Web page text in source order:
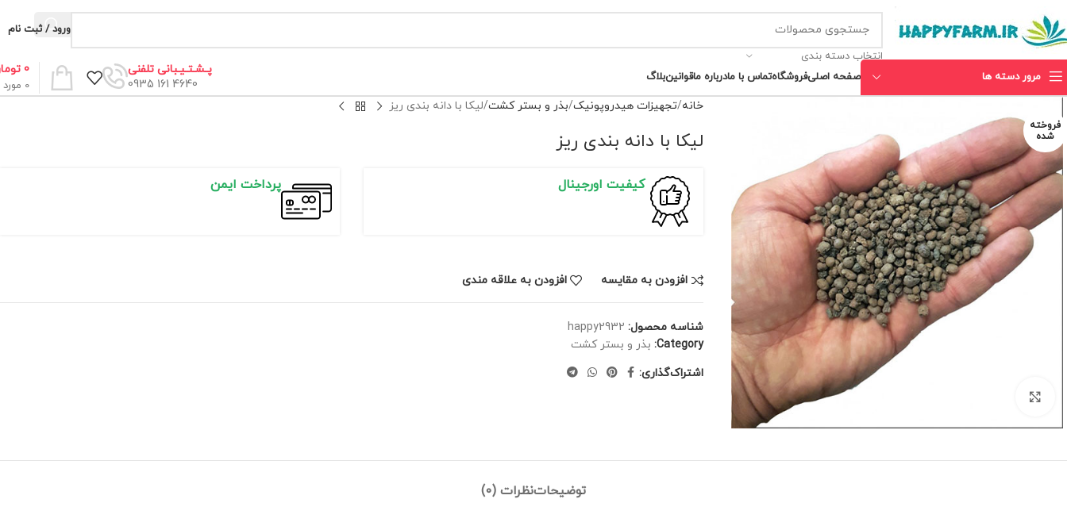
انتخاب دسته بندی
ورود / ثبت نام
مرور دسته ها صفحه اصلیفروشگاهتماس با مادرباره ماقوانینبلاگ
پـشـتـیـبانی تلفنی
4640 161 0935
0 مورد
0
فروخته
شده
خانه تجهیزات هیدروپونیک بذر و بستر کشت لیکا با دانه بندی ریز
لیکا با دانه بندی ریز
کیفیت اورجینال پرداخت ایمن
افزودن به مقایسه افزودن به علاقه مندی
شناسه محصول: happy2932
Category: بذر و بستر کشت
اشتراک‌گذاری:
توضیحاتنظرات (0)